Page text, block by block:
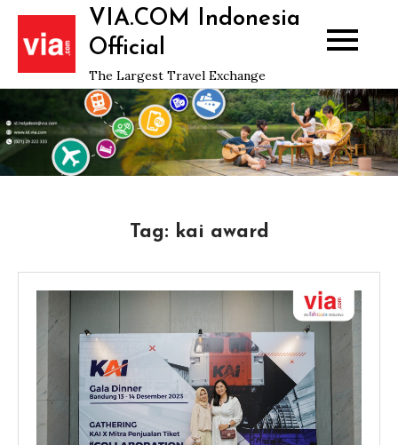
Skip
content
VIA.COM Indonesia
Official
The Largest Travel Exchange
Tag: kai award